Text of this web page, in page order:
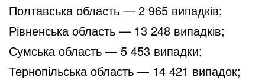
Полтавська область — 2 965 випадків;
Рівненська область — 13 248 випадків;
Сумська область — 5 453 випадки;
Тернопільська область — 14 421 випадок;